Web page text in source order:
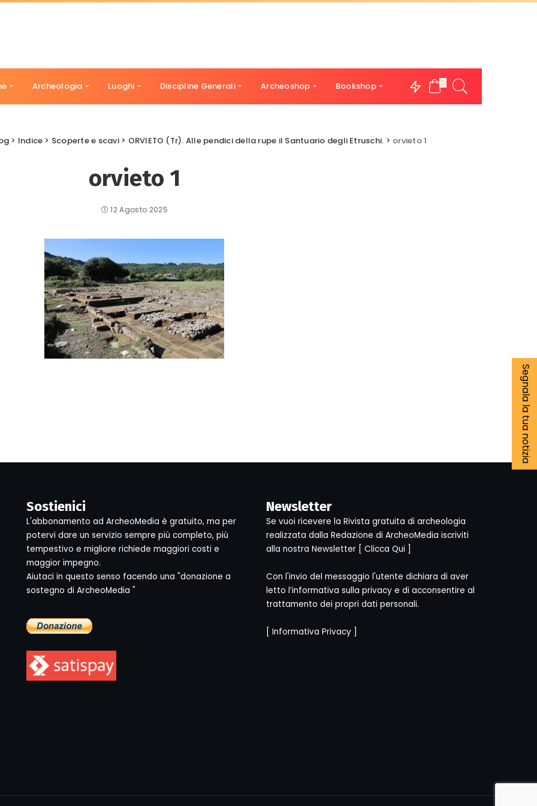
Archeologia Luoghi Discipline Generali Archeoshop Bookshop 0
> Indice > Scoperte e scavi> ORVIETO (Tr). Alle pendici della rupe il Santuario degli Etruschi. > orvieto 1
orvieto 1
12 Agosto 2025
Segnala la tua notizia
Sostienici
L'abbonamento ad ArcheoMedia è gratuito, ma per
potervi dare un servizio sempre più completo, più
tempestivo e migliore richiede maggiori costi e
maggior impegno.
Aiutaci in questo senso facendo una "donazione a
sostegno di ArcheoMedia "
Newsletter
Se vuoi ricevere la Rivista gratuita di archeologia
realizzata dalla Redazione di ArcheoMedia iscriviti
alla nostra Newsletter [ Clicca Qui ]
Con l'invio del messaggio l'utente dichiara di aver
letto l’informativa sulla privacy e di acconsentire al
trattamento dei propri dati personali.
[ Informativa Privacy]